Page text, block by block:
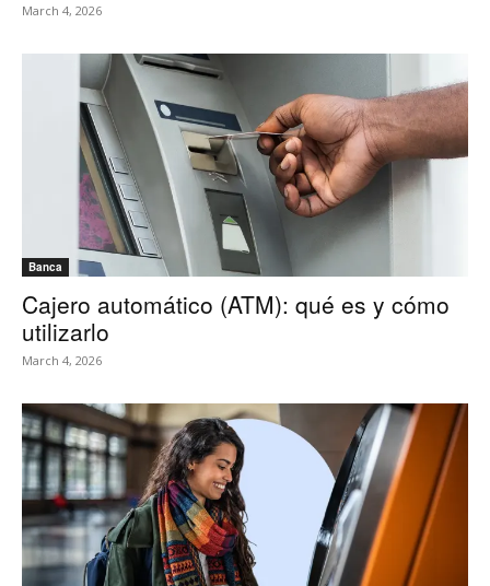
March 4, 2026
Banca
Cajero automático (ATM): qué es y cómo
utilizarlo
March 4, 2026